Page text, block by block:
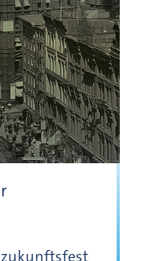
zukunftsfest